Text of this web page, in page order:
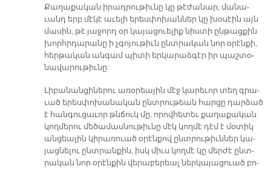
Քա­ղա­քա­կան ի­րադ­րու­թիւ­նը կը թէ­ժա­նար, մա­նա­
ւանդ երբ մէ­կէ ա­ւե­լի ե­րես­փո­խան­ներ կը խօ­սէին այն
մա­սին, թէ յա­ջորդ օր կա­յա­ցուե­լիք նիս­տի ըն­թաց­քին
խորհր­դա­րա­նը ի չգո­յու­թիւն ընտ­րա­կան նոր օ­րէն­քի,
հեր­թա­կան ան­գամ պի­տի եր­կա­րաձ­գէր իր պաշ­տօ­
նա­վա­րու­թիւ­նը:
Լի­բա­նան­ցի­նե­րու ա­ռօ­րեա­յին մէջ կա­րե­ւոր տեղ գրա­
ւած ե­րես­փո­խա­նա­կան ընտ­րու­թեան հար­ցը դար­ձած
է հան­գու­ցա­ւոր թնճուկ մը, ո­րով­հե­տեւ քա­ղա­քա­կան
կող­մե­րու մե­ծա­մաս­նու­թիւ­նը մէկ կող­մէ դէմ է մօ­տիկ
ան­ցեա­լին կի­րա­ռուած օ­րէն­քով ընտ­րու­թիւն­ներ կա­
յաց­նե­լու ընտ­րան­քին, իսկ միւս կող­մէ կը մեր­ժէ ընտ­
րա­կան նոր օ­րէն­քին վե­րա­բե­րեալ ներ­կա­յա­ցուած բո­